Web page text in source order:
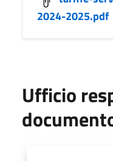
2024-2025.pdf
Ufficio